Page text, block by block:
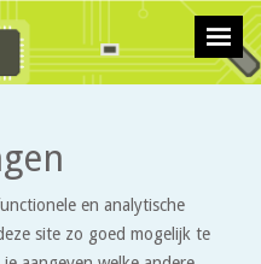
formaat
en analytische
site zo goed mogelijk te